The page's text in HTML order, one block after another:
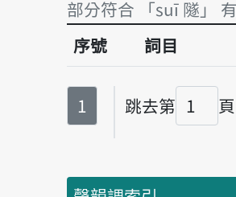
部分符合 「suī 隧」
序號 詞目
第
1 跳去第
頁碼
頁